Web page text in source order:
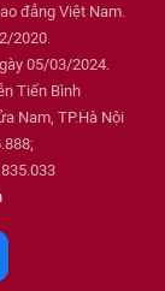
đẳng Việt Nam.
2020.
05/03/2024.
Tiến Bình
Nam, TP.Hà Nội